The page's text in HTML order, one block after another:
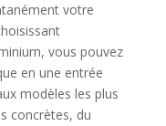
votre
vous pouvez
en une entrée
modèles les plus
concrètes, du